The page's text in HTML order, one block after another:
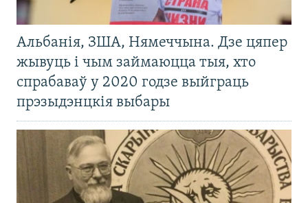
Альбанія, ЗША, Нямеччына. Дзе цяпер
жывуць і чым займаюцца тыя, хто
спрабаваў у 2020 годзе выйграць
прэзыдэнцкія выбары